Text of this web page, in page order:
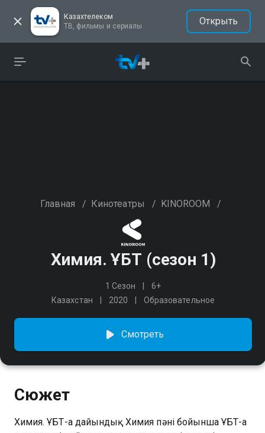
Казахтелеком
ТВ, фильмы и сериалы
Открыть
Главная / Кинотеатры / KINOROOM /
Химия. ҰБТ (сезон 1)
1 Сезон
6+
Казахстан
2020 Образовательное
Смотреть
Сюжет
Химия. ҰБТ-ға дайындық Химия пәні бойынша ҰБТ-ға